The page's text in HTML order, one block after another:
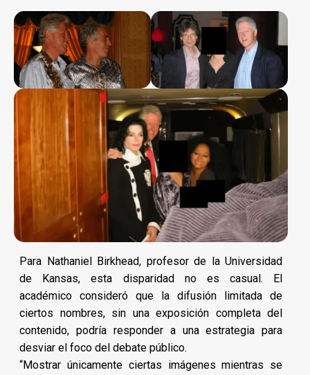
Para Nathaniel Birkhead, profesor de la Universidad
de Kansas, esta disparidad no es casual. El
académico consideró que la difusión limitada de
ciertos nombres, sin una exposición completa del
contenido, podría responder a una estrategia para
desviar el foco del debate público.
“Mostrar únicamente ciertas imágenes mientras se